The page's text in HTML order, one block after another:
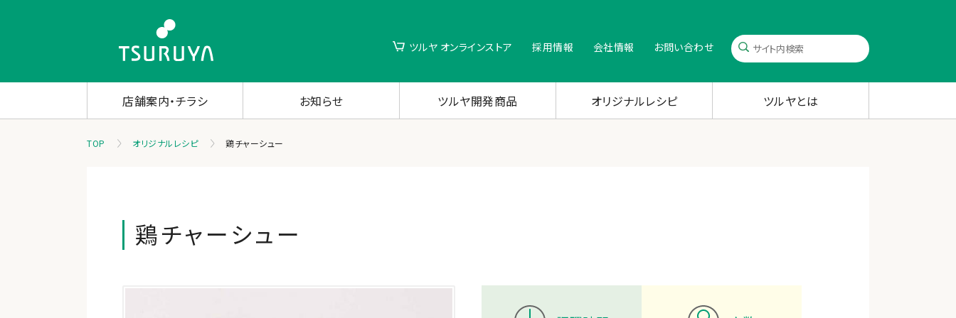
ツルヤ オンラインストア 採用情報 会社情報 お問い合わせ
店舗案内・チラシ お知らせ ツルヤ開発商品 オリジナルレシピ ツルヤとは
TOP オリジナルレシピ 鶏チャーシュー
鶏チャーシュー